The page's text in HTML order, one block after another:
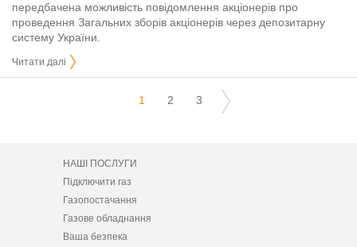
передбачена можливість повідомлення акціонерів про
проведення Загальних зборів акціонерів через депозитарну
систему України.
Читати далі
1 2 3
НАШІ ПОСЛУГИ
Підключити газ
Газопостачання
Газове обладнання
Ваша безпека